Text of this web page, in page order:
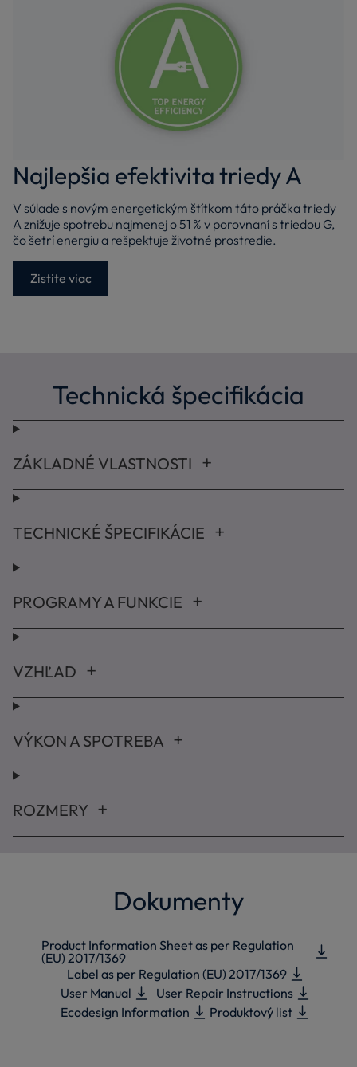
Najlepšia efektivita triedy A
V súlade s novým energetickým štítkom táto práčka triedy
A znižuje spotrebu najmenej o 51 % v porovnaní s triedou G,
čo šetrí energiu a rešpektuje životné prostredie.
Zistite viac
Technická špecifikácia
ZÁKLADNÉ VLASTNOSTI
TECHNICKÉ ŠPECIFIKÁCIE
PROGRAMY A FUNKCIE
VZHĽAD
VÝKON A SPOTREBA
ROZMERY
Dokumenty
Product Information Sheet as per Regulation
(EU) 2017/1369
Label as per Regulation (EU) 2017/1369
User Manual
User Repair Instructions
Ecodesign Information
Produktový list